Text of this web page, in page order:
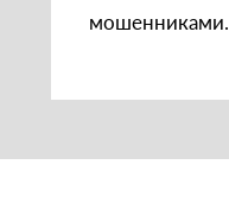
мошенниками.